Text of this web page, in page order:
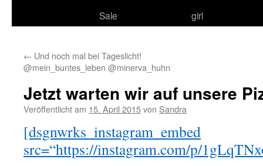
Sale
girl
← Und noch mal bei Tageslicht!
@mein_buntes_leben @minerva_huhn
Jetzt warten wir auf unsere
Veröffentlicht am 15. April 2015von Sandra
[dsgnwrks_instagram_embed
src=“https://instagram.com/p/